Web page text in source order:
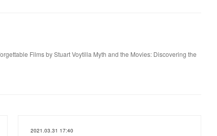
Films by Stuart Voytilla Myth and the Movies: Discovering the
2021.03.31 17:40